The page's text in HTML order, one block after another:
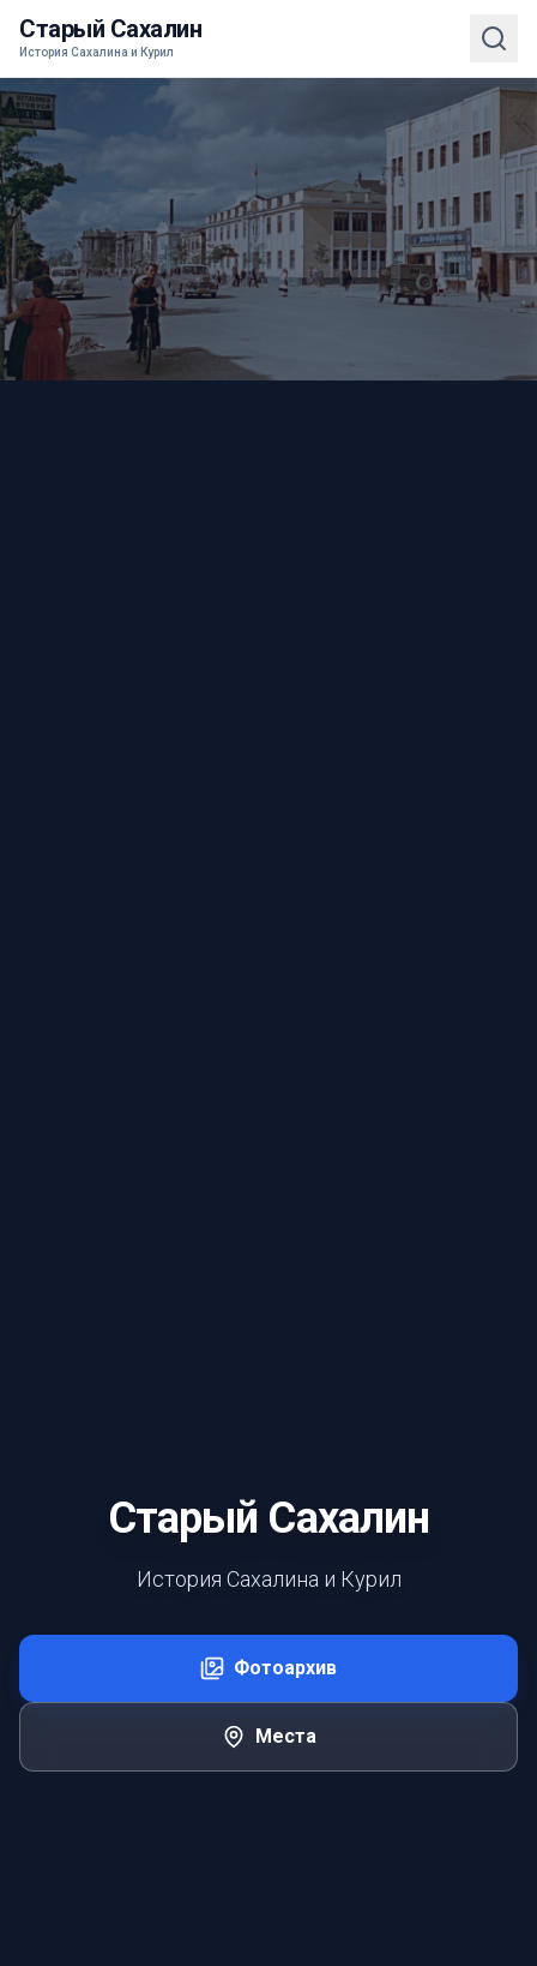
Старый Сахалин
История Сахалина и Курил
Старый Сахалин
История Сахалина и Курил
Фотоархив
Места